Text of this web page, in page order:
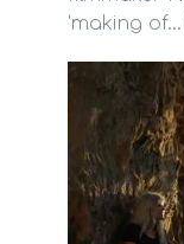
‘making